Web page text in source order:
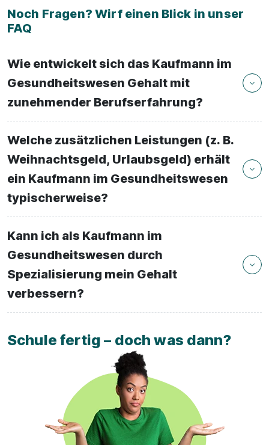
Noch Fragen? Wirf einen Blick in unser
FAQ
Wie entwickelt sich das Kaufmann im
Gesundheitswesen Gehalt mit
zunehmender Berufserfahrung?
Welche zusätzlichen Leistungen (z. B.
Weihnachtsgeld, Urlaubsgeld) erhält
ein Kaufmann im Gesundheitswesen
typischerweise?
Kann ich als Kaufmann im
Gesundheitswesen durch
Spezialisierung mein Gehalt
verbessern?
Schule fertig – doch was dann?